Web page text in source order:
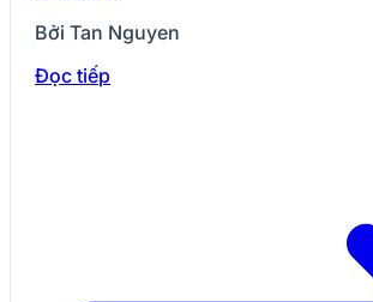
Bởi Tan Nguyen
Đọc tiếp